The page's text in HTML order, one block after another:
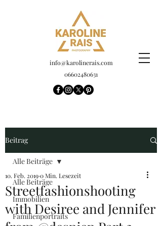
info@karolinerais.com
06602480631
Beitrag
Alle Beiträge
Immobilien
Familienportraits
Alle Beiträge
Streetfashionshooting
with Desiree and Jennifer
10. Feb. 20190 Min. Lesezeit